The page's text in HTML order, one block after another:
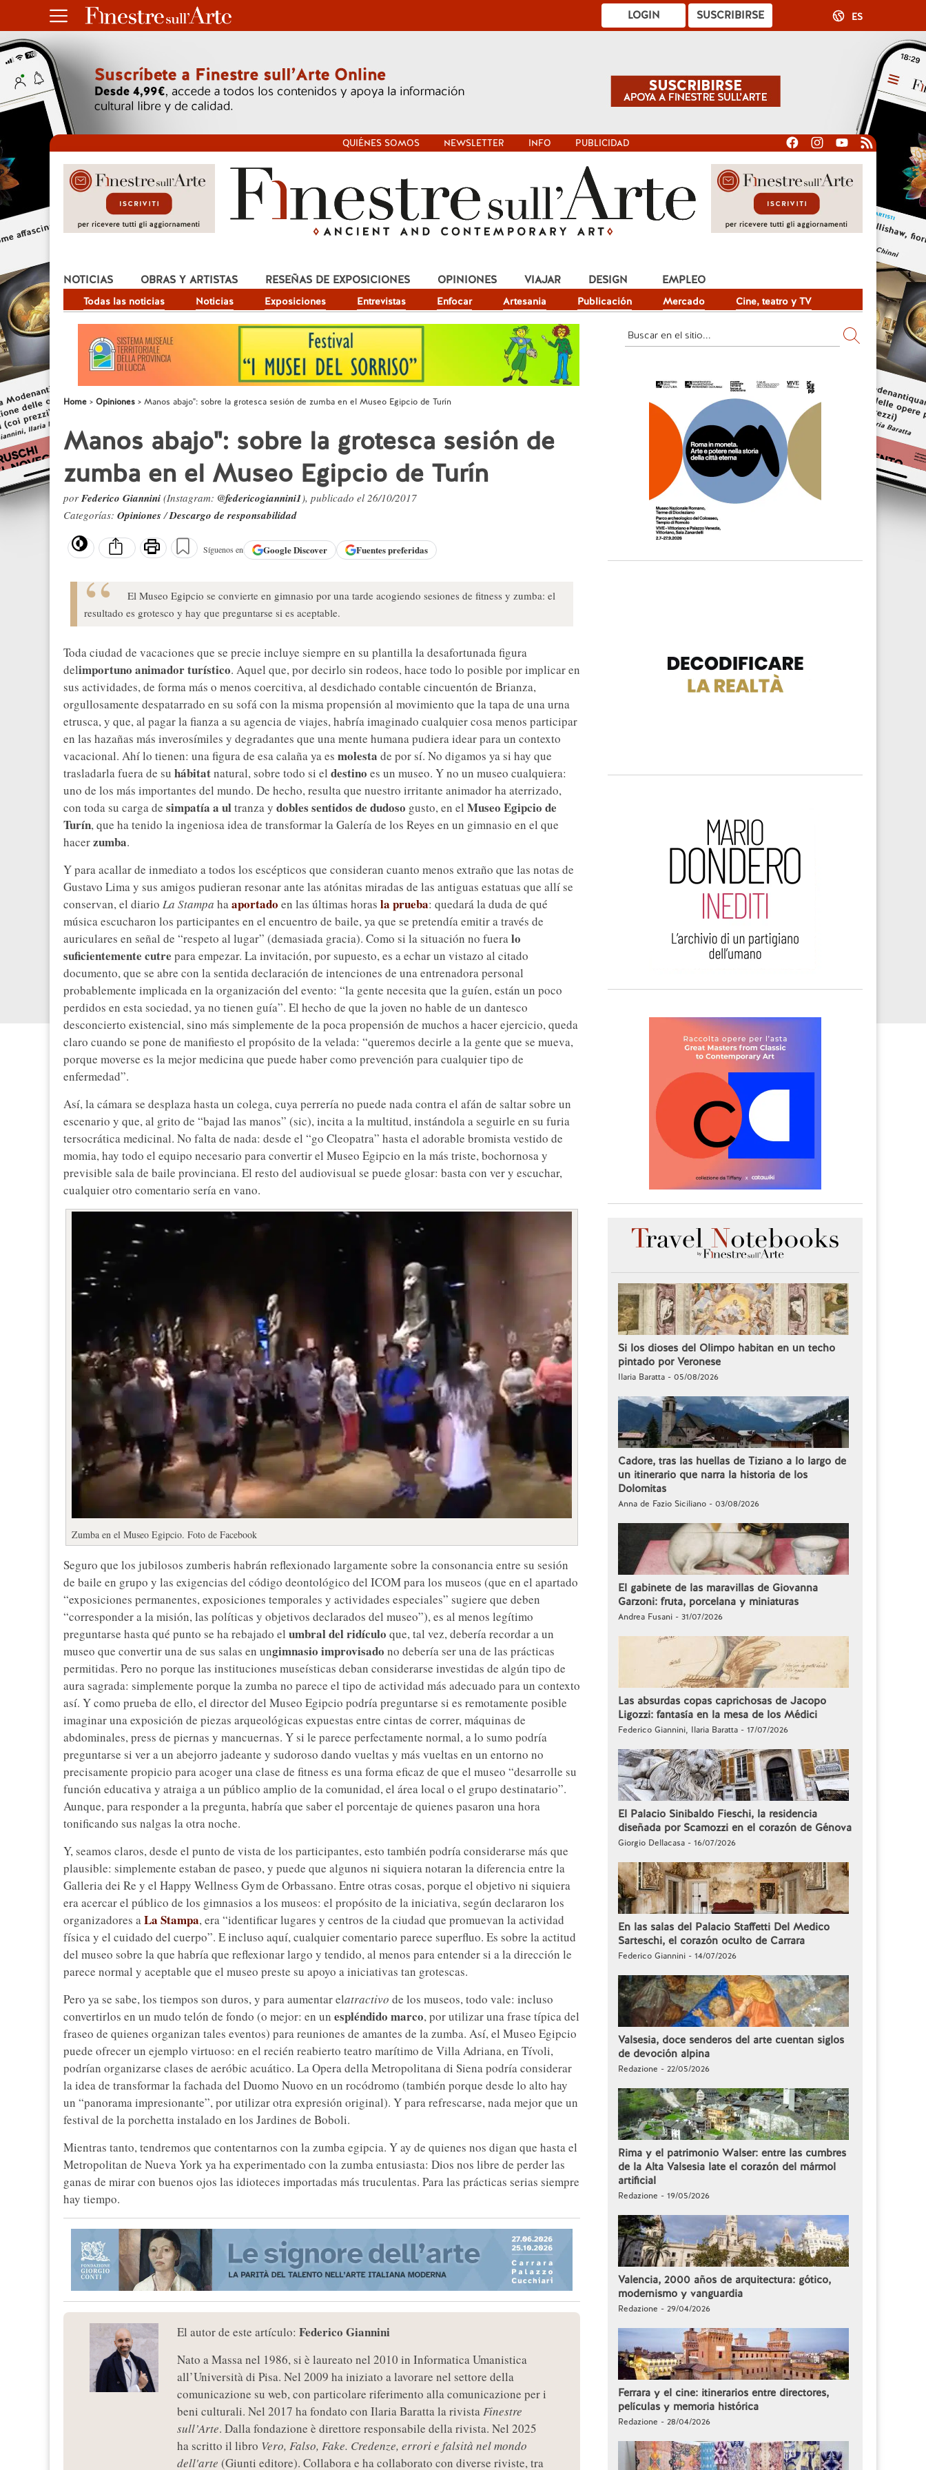
SUSCRIBIRSE
LOGIN ES
QUIÉNES SOMOS NEWSLETTER INFO PUBLICIDAD
NOTICIAS
Todas las noticias Noticias Exposiciones Entrevistas Enfocar Artesania Publicación Mercado Cine, teatro y TV
OBRAS Y ARTISTAS RESEÑAS DE EXPOSICIONES OPINIONES VIAJAR DESIGN EMPLEO
Home Opiniones Manos abajo": sobre la grotesca sesión de zumba en el Museo Egipcio de Turín
Manos abajo": sobre la grotesca sesión de
zumba en el Museo Egipcio de Turín
por Federico Giannini (Instagram: @federicogiannini1), publicado el 26/10/2017
Categorías: Opiniones/Descargo de responsabilidad
Síguenos en GoogleDiscover Fuentes preferidas
El Museo Egipcio se convierte en gimnasio por una tarde acogiendo sesiones de fitness y zumba: el
resultado es grotesco y hay que preguntarse si es aceptable.
Toda ciudad de vacaciones que se precie incluye siempre en su plantilla la desafortunada figura
delimportuno animador turístico. Aquel que, por decirlo sin rodeos, hace todo lo posible por implicar en
sus actividades, de forma más o menos coercitiva, al desdichado contable cincuentón de Brianza,
orgullosamente despatarrado en su sofá con la misma propensión al movimiento que la tapa de una urna
etrusca, y que, al pagar la fianza a su agencia de viajes, habría imaginado cualquier cosa menos participar
en las hazañas más inverosímiles y degradantes que una mente humana pudiera idear para un contexto
vacacional. Ahí lo tienen: una figura de esa calaña ya es molesta de por sí. No digamos ya si hay que
trasladarla fuera de su hábitatnatural, sobre todo si el destino es un museo. Y no un museo cualquiera:
uno de los más importantes del mundo. De hecho, resulta que nuestro irritante animador ha aterrizado,
con toda su carga de simpatía a ultranza y dobles sentidos de dudoso gusto, en el Museo Egipcio de
Turín, que ha tenido la ingeniosa idea de transformar la Galería de los Reyes en un gimnasio en el que
hacerzumba.
Y para acallar de inmediato a todos los escépticos que consideran cuanto menos extraño que las notas de
Gustavo Lima y sus amigos pudieran resonar ante las atónitas miradas de las antiguas estatuas que allí se
conservan, el diario La Stampa haaportado en las últimas horas la prueba: quedará la duda de qué
música escucharon los participantes en el encuentro de baile, ya que se pretendía emitir a través de
auriculares en señal de “respeto al lugar” (demasiada gracia). Como si la situación no fueralo
suficientemente cutre para empezar. La invitación, por supuesto, es a echar un vistazo al citado
documento, que se abre con la sentida declaración de intenciones de una entrenadora personal
probablemente implicada en la organización del evento: “la gente necesita que la guíen, están un poco
perdidos en esta sociedad, ya no tienen guía”. El hecho de que la joven no hable de un dantesco
desconcierto existencial, sino más simplemente de la poca propensión de muchos a hacer ejercicio, queda
claro cuando se pone de manifiesto el propósito de la velada: “queremos decirle a la gente que se mueva,
porque moverse es la mejor medicina que puede haber como prevención para cualquier tipo de
enfermedad”.
Así, la cámara se desplaza hasta un colega, cuya perrería no puede nada contra el afán de saltar sobre un
escenario y que, al grito de “bajad las manos” (sic), incita a la multitud, instándola a seguirle en su furia
tersocrática medicinal. No falta de nada: desde el “go Cleopatra” hasta el adorable bromista vestido de
momia, hay todo el equipo necesario para convertir el Museo Egipcio en la más triste, bochornosa y
previsible sala de baile provinciana. El resto del audiovisual se puede glosar: basta con ver y escuchar,
cualquier otro comentario sería en vano.
Zumba en el Museo Egipcio. Foto de Facebook
Seguro que los jubilosos zumberis habrán reflexionado largamente sobre la consonancia entre su sesión
de baile en grupo y las exigencias del código deontológico del ICOM para los museos (que en el apartado
“exposiciones permanentes, exposiciones temporales y actividades especiales” sugiere que deben
“corresponder a la misión, las políticas y objetivos declarados del museo”), es al menos legítimo
preguntarse hasta qué punto se ha rebajado el umbral del ridículo que, tal vez, debería recordar a un
museo que convertir una de sus salas en ungimnasio improvisado no debería ser una de las prácticas
permitidas. Pero no porque las instituciones museísticas deban considerarse investidas de algún tipo de
aura sagrada: simplemente porque la zumba no parece el tipo de actividad más adecuado para un contexto
así. Y como prueba de ello, el director del Museo Egipcio podría preguntarse si es remotamente posible
imaginar una exposición de piezas arqueológicas expuestas entre cintas de correr, máquinas de
abdominales, press de piernas y mancuernas. Y si le parece perfectamente normal, a lo sumo podría
preguntarse si ver a un abejorro jadeante y sudoroso dando vueltas y más vueltas en un entorno no
precisamente propicio para acoger una clase de fitness es una forma eficaz de que el museo “desarrolle su
función educativa y atraiga a un público amplio de la comunidad, el área local o el grupo destinatario”.
Aunque, para responder a la pregunta, habría que saber el porcentaje de quienes pasaron una hora
tonificando sus nalgas la otra noche.
Y, seamos claros, desde el punto de vista de los participantes, esto también podría considerarse más que
plausible: simplemente estaban de paseo, y puede que algunos ni siquiera notaran la diferencia entre la
Galleria dei Re y el Happy Wellness Gym de Orbassano. Entre otras cosas, porque el objetivo ni siquiera
era acercar el público de los gimnasios a los museos: el propósito de la iniciativa, según declararon los
organizadores aLa Stampa, era “identificar lugares y centros de la ciudad que promuevan la actividad
física y el cuidado del cuerpo”. E incluso aquí, cualquier comentario parece superfluo. Es sobre la actitud
del museo sobre la que habría que reflexionar largo y tendido, al menos para entender si a la dirección le
parece normal y aceptable que el museo preste su apoyo a iniciativas tan grotescas.
Pero ya se sabe, los tiempos son duros, y para aumentar elatractivo de los museos, todo vale: incluso
convertirlos en un mudo telón de fondo (o mejor: en un espléndido marco, por utilizar una frase típica del
fraseo de quienes organizan tales eventos) para reuniones de amantes de la zumba. Así, el Museo Egipcio
puede ofrecer un ejemplo virtuoso: en el recién reabierto teatro marítimo de Villa Adriana, en Tívoli,
podrían organizarse clases de aeróbic acuático. La Opera della Metropolitana di Siena podría considerar
la idea de transformar la fachada del Duomo Nuovo en un rocódromo (también porque desde lo alto hay
un “panorama impresionante”, por utilizar otra expresión original). Y para refrescarse, nada mejor que un
festival de la porchetta instalado en los Jardines de Boboli.
Mientras tanto, tendremos que contentarnos con la zumba egipcia. Y ay de quienes nos digan que hasta el
Metropolitan de Nueva York ya ha experimentado con la zumba entusiasta: Dios nos libre de perder las
ganas de mirar con buenos ojos las idioteces importadas más truculentas. Para las prácticas serias siempre
hay tiempo.
El autor de este artículo: Federico Giannini
Nato a Massa nel 1986, si è laureato nel 2010 in Informatica Umanistica
all’Università di Pisa. Nel 2009 ha iniziato a lavorare nel settore della
comunicazione su web, con particolare riferimento alla comunicazione per i
beni culturali. Nel 2017 ha fondato con Ilaria Baratta la rivistaFinestre
sull’Arte. Dalla fondazione è direttore responsabile della rivista. Nel 2025
ha scritto il libro Vero, Falso, Fake. Credenze, errori e falsità nel mondo
dell'arte (Giunti editore). Collabora e ha collaborato con diverse riviste, tra
Si los dioses del Olimpo habitan en un techo
pintado por Veronese
Ilaria Baratta - 05/08/2026
Cadore, tras las huellas de Tiziano a lo largo de
un itinerario que narra la historia de los
Dolomitas
Anna de Fazio Siciliano - 03/08/2026
El gabinete de las maravillas de Giovanna
Garzoni: fruta, porcelana y miniaturas
Andrea Fusani - 31/07/2026
Las absurdas copas caprichosas de Jacopo
Ligozzi: fantasía en la mesa de los Médici
Federico Giannini, Ilaria Baratta - 17/07/2026
El Palacio Sinibaldo Fieschi, la residencia
diseñada por Scamozzi en el corazón de Génova
Giorgio Dellacasa - 16/07/2026
En las salas del Palacio Staffetti Del Medico
Sarteschi, el corazón oculto de Carrara
Federico Giannini - 14/07/2026
Valsesia, doce senderos del arte cuentan siglos
de devoción alpina
Redazione - 22/05/2026
Rima y el patrimonio Walser: entre las cumbres
de la Alta Valsesia late el corazón del mármol
artificial
Redazione - 19/05/2026
Valencia, 2000 años de arquitectura: gótico,
modernismo y vanguardia
Redazione - 29/04/2026
Ferrara y el cine: itinerarios entre directores,
películas y memoria histórica
Redazione - 28/04/2026